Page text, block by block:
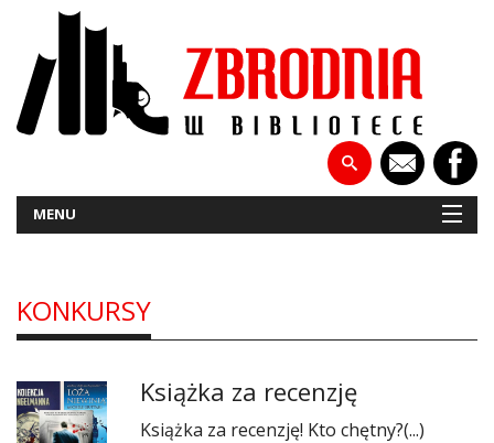
MENU
NOWOŚCI
WYWIADY
KONKURSY
Książka za recenzję
Książka za recenzję! Kto chętny?(...)